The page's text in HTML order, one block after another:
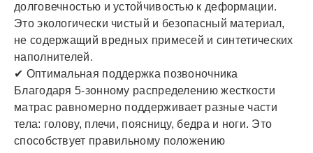
долговечностью и устойчивостью к деформации.
Это экологически чистый и безопасный материал,
не содержащий вредных примесей и синтетических
наполнителей.
✔ Оптимальная поддержка позвоночника
Благодаря 5-зонному распределению жесткости
матрас равномерно поддерживает разные части
тела: голову, плечи, поясницу, бедра и ноги. Это
способствует правильному положению